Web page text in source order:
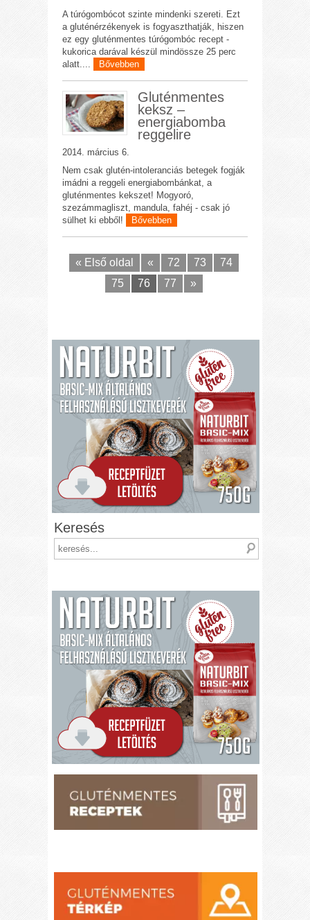
A túrógombócot szinte mindenki szereti. Ezt
a gluténérzékenyek is fogyaszthatják, hiszen
ez egy gluténmentes túrógombóc recept -
kukorica darával készül mindössze 25 perc
alatt....
Bővebben
Gluténmentes
keksz –
energiabomba
reggelire
2014. március 6.
Nem csak glutén-intoleranciás betegek fogják
imádni a reggeli energiabombánkat, a
gluténmentes kekszet! Mogyoró,
szezámmagliszt, mandula, fahéj - csak jó
sülhet ki ebből!
Bővebben
« Első oldal « 72 73
74
75
76 77 »
Keresés